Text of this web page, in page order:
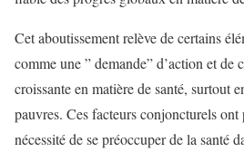
Cet aboutissement relève de certains
comme une ” demande” d’action et de
croissante en matière de santé, surtout
pauvres. Ces facteurs conjoncturels
nécessité de se préoccuper de la santé